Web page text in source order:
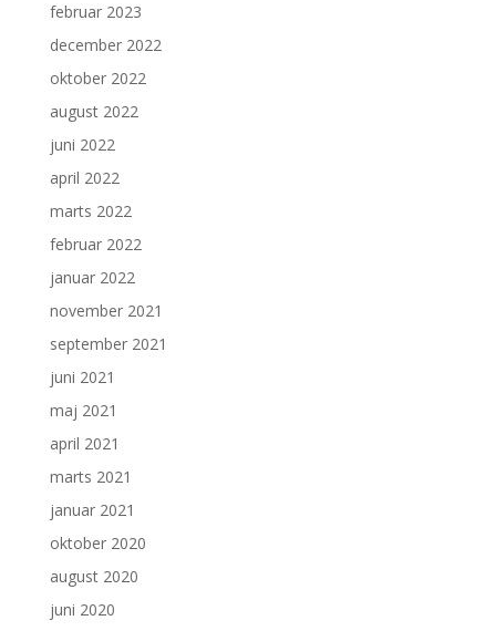
februar 2023
december 2022
oktober 2022
august 2022
juni 2022
april 2022
marts 2022
februar 2022
januar 2022
november 2021
september 2021
juni 2021
maj 2021
april 2021
marts 2021
januar 2021
oktober 2020
august 2020
juni 2020